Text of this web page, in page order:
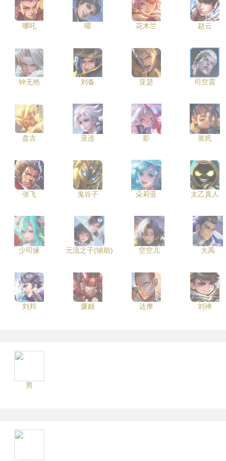
哪吒 曜 花木兰 赵云
钟无艳 刘备 亚瑟 司空震
盘古 亚连 影 蚩奼
张飞 鬼谷子 朵莉亚 太乙真人
少司缘 元流之子(辅助) 空空儿 大禹
刘邦 廉颇 达摩 刘禅
男